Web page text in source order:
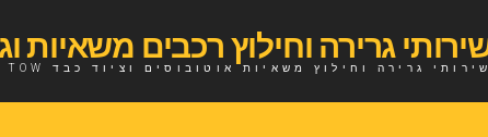
שירותי גרירה וחילוץ משאיות אוטובוסים וציוד כבד TOW